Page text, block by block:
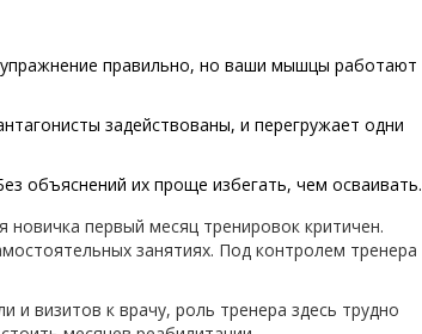
правильно, но ваши мышцы работают
задействованы, и перегружает одни
объяснений их проще избегать, чем осваивать.
первый месяц тренировок критичен.
занятиях. Под контролем тренера
и визитов к врачу, роль тренера здесь трудно